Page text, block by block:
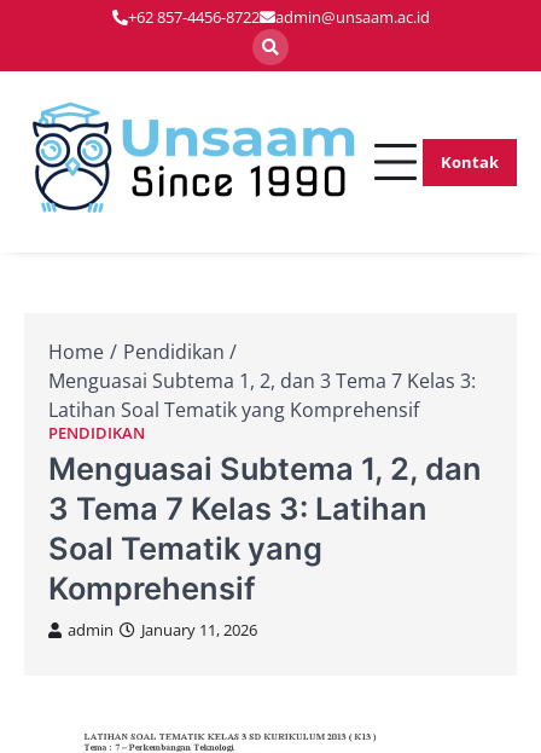
content
+62 857-4456-8722 admin@unsaam.ac.id
Membentuk
Kontak
Home
Pendidikan
Menguasai Subtema 1, 2, dan 3 Tema 7 Kelas 3:
Latihan Soal Tematik yang Komprehensif
PENDIDIKAN
Menguasai Subtema 1, 2, dan
3 Tema 7 Kelas 3: Latihan
Soal Tematik yang
Komprehensif
admin January 11, 2026